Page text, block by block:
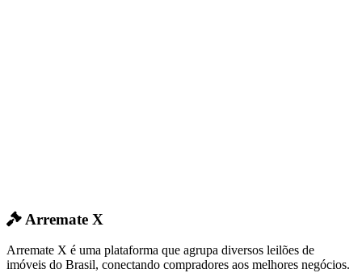
Arremate X
Arremate X é uma plataforma que agrupa diversos leilões de
imóveis do Brasil, conectando compradores aos melhores negócios.